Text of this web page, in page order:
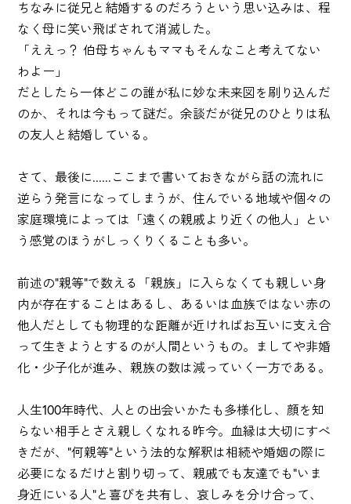
ちなみに従兄と結婚するのだろうという思い込みは、程
なく母に笑い飛ばされて消滅した。
「ええっ？ 伯母ちゃんもママもそんなこと考えてない
わよー」
だとしたら一体どこの誰が私に妙な未来図を刷り込んだ
のか、それは今もって謎だ。余談だが従兄のひとりは私
の友人と結婚している。
さて、最後に......ここまで書いておきながら話の流れに
逆らう発言になってしまうが、住んでいる地域や個々の
家庭環境によっては「遠くの親戚より近くの他人」とい
う感覚のほうがしっくりくることも多い。
前述の"親等"で数える「親族」に入らなくても親しい身
内が存在することはあるし、あるいは血族ではない赤の
他人だとしても物理的な距離が近ければお互いに支え合
って生きようとするのが人間というもの。ましてや非婚
化・少子化が進み、親族の数は減っていく一方である。
人生100年時代、人との出会いかたも多様化し、顔を知
らない相手とさえ親しくなれる昨今。血縁は大切にすべ
きだが、"何親等"という法的な解釈は相続や婚姻の際に
必要になるだけと割り切って、親戚でも友達でも"いま
身近にいる人"と喜びを共有し、哀しみを分け合って、